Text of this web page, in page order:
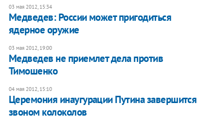
03 мая 2012, 15:34
Медведев: России может пригодиться
ядерное оружие
03 мая 2012, 19:00
Медведев не приемлет дела против
Тимошенко
04 мая 2012, 15:10
Церемония инаугурации Путина завершится
звоном колоколов